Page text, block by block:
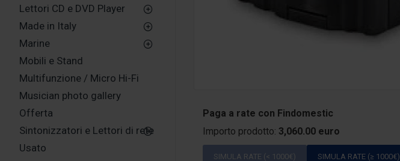
Lettori CD e DVD Player
Made in Italy
Marine
Mobili e Stand
Multifunzione / Micro Hi-Fi
Musician photo gallery
Offerta
Sintonizzatori e Lettori di rete
Usato
Paga a rate con Findomestic
Importo prodotto: 3,060.00 euro
SIMULA RATE (< 1000€) SIMULA RATE (≥ 1000€)